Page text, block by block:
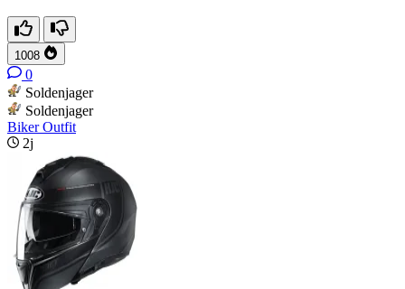
1008
0
Soldenjager
Soldenjager
Biker Outfit
2j